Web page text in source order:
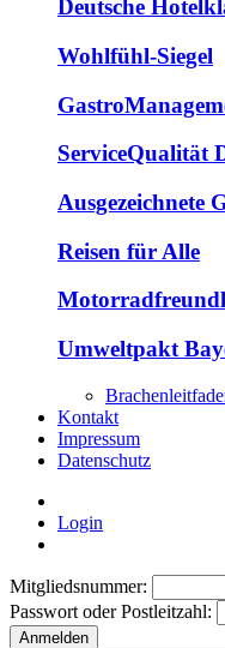
Deutsche
Wohlfühl-Siegel
ServiceQualität
Ausgezeichnete
Reisen für Alle
Umweltpakt
Kontakt
Impressum
Datenschutz
Login
Mitgliedsnummer:
Passwort oder Postleitzahl:
Anmelden